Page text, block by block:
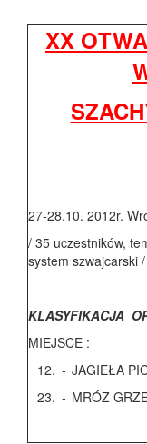
XX
27-28.10. 2012r.
/ 35 uczestników,
system szwajcarski /
KLASYFIKACJA
MIEJSCE :
12. - JAGIEŁA
23. - MRÓZ